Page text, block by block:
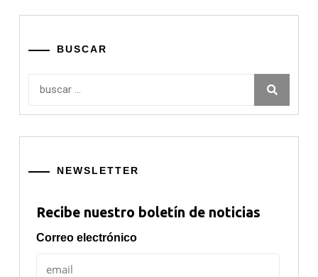
BUSCAR
NEWSLETTER
Recibe nuestro boletín de noticias
Correo electrónico